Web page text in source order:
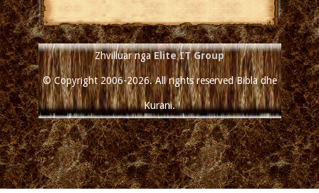
Zhvilluar ngaElite IT Group
© Copyright 2006-2026. All rights reserved Bibla dhe
Kurani.